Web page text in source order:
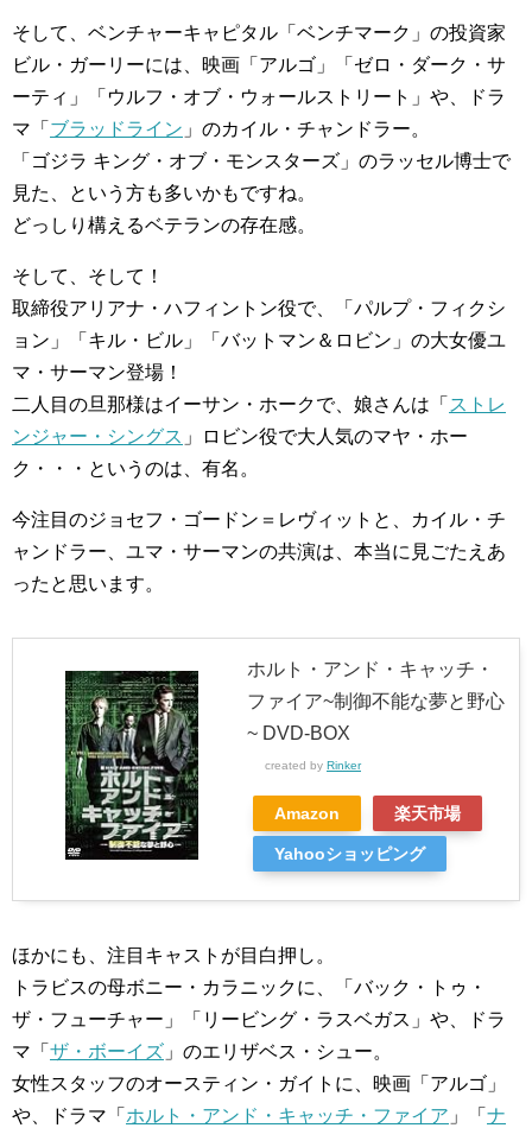
そして、ベンチャーキャピタル「ベンチマーク」の投資家
ビル・ガーリーには、映画「アルゴ」「ゼロ・ダーク・サ
ーティ」「ウルフ・オブ・ウォールストリート」や、ドラ
マ「 ブラッドライン 」のカイル・チャンドラー。
「ゴジラ キング・オブ・モンスターズ」のラッセル博士で
見た、という方も多いかもですね。
どっしり構えるベテランの存在感。
そして、そして！
取締役アリアナ・ハフィントン役で、「パルプ・フィクシ
ョン」「キル・ビル」「バットマン＆ロビン」の大女優ユ
マ・サーマン登場！
二人目の旦那様はイーサン・ホークで、娘さんは「 ストレ
ンジャー・シングス 」ロビン役で大人気のマヤ・ホー
ク・・・というのは、有名。
今注目のジョセフ・ゴードン＝レヴィットと、カイル・チ
ャンドラー、ユマ・サーマンの共演は、本当に見ごたえあ
ったと思います。
ホルト・アンド・キャッチ・
ファイア~制御不能な夢と野心
~ DVD-BOX
created by Rinker
Amazon 楽天市場
Yahooショッピング
ほかにも、注目キャストが目白押し。
トラビスの母ボニー・カラニックに、「バック・トゥ・
ザ・フューチャー」「リービング・ラスベガス」や、ドラ
マ「 ザ・ボーイズ 」のエリザベス・シュー。
女性スタッフのオースティン・ガイトに、映画「アルゴ」
や、ドラマ「 ホルト・アンド・キャッチ・ファイア 」「 ナ